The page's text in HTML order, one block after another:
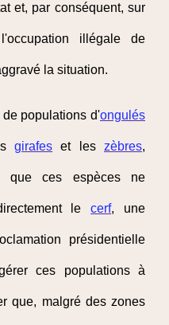
et, par conséquent, sur
illégale de
la situation.
populations d'ongulés
girafes et leszèbres,
que ces espèces ne
lecerf, une
présidentielle
ces populations à
que, malgré des zones